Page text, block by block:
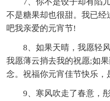
不是糖果却也很甜。我已
吧我亲爱的元宵节!
8、如果天晴，我愿轻
我愿薄云捎去我的祝愿;如
念。祝福你元宵佳节快乐，
9、寒风吹走了春意，